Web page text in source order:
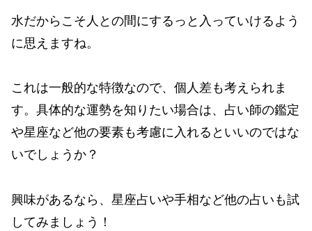
水だからこそ人との間にするっと入っていけるよう
に思えますね。
これは一般的な特徴なので、個人差も考えられま
す。具体的な運勢を知りたい場合は、占い師の鑑定
や星座など他の要素も考慮に入れるといいのではな
いでしょうか？
興味があるなら、星座占いや手相など他の占いも試
してみましょう！